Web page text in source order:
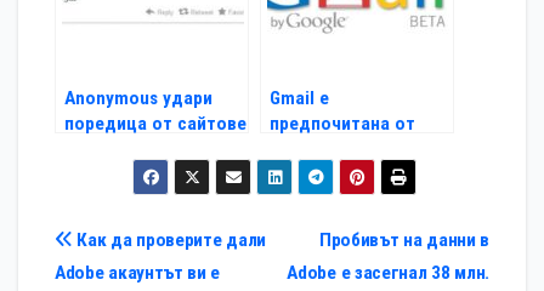
Anonymous удари
поредица от сайтове
Gmail е
предпочитана от
Навигация
Пробивът на данни в
Adobe е засегнал 38 млн.
Как да проверите дали
Adobe акаунтът ви е